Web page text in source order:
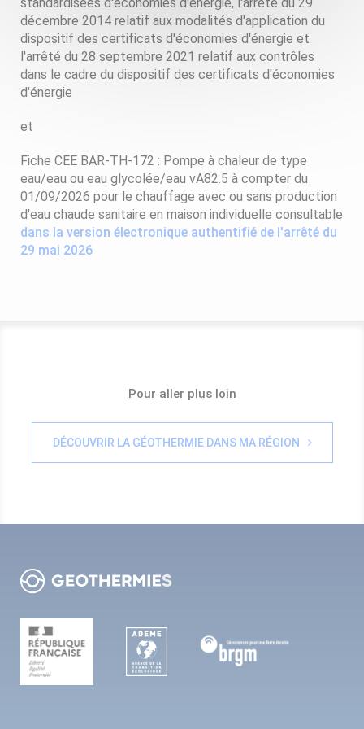
décembre 2014 relatif aux modalités d'application du
dispositif des certificats d'économies d'énergie et
l'arrêté du 28 septembre 2021 relatif aux contrôles
dans le cadre du dispositif des certificats d'économies
d'énergie
et
Fiche CEE BAR-TH-172 : Pompe à chaleur de type
eau/eau ou eau glycolée/eau vA82.5 à compter du
01/09/2026 pour le chauffage avec ou sans production
d'eau chaude sanitaire en maison individuelle consultable
dans la version électronique authentifié de l'arrêté du
29 mai 2026
Pour aller plus loin
DÉCOUVRIR LA GÉOTHERMIE DANS MA RÉGION